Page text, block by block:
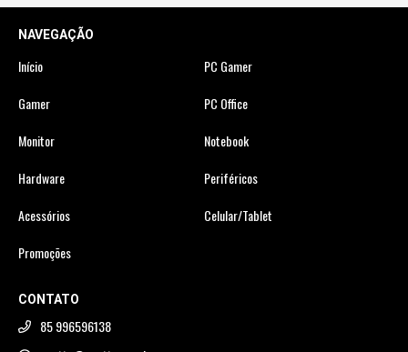
NAVEGAÇÃO
Início
PC Gamer
Gamer
PC Office
Monitor
Notebook
Hardware
Periféricos
Acessórios
Celular/Tablet
Promoções
CONTATO
85 996596138